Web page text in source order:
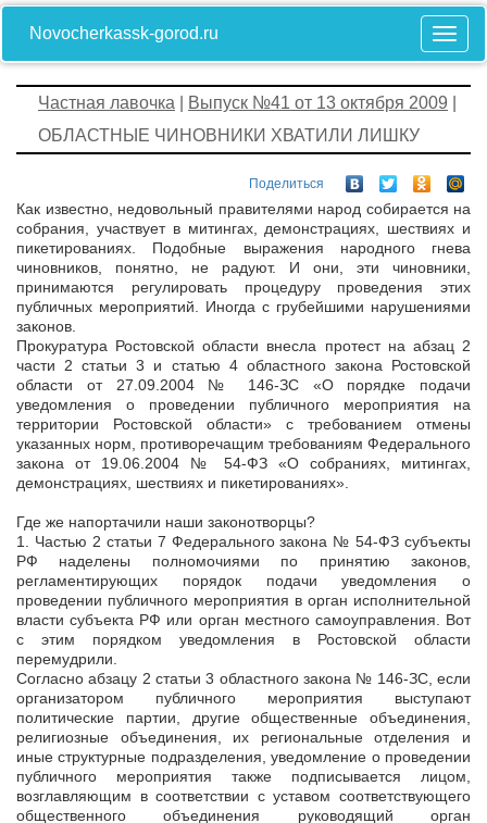
Novocherkassk-gorod.ru
Частная лавочка Выпуск №41 от 13 октября 2009
ОБЛАСТНЫЕ ЧИНОВНИКИ ХВАТИЛИ ЛИШКУ
Поделиться
Как известно, недовольный правителями народ собирается на
собрания, участвует в митингах, демонстрациях, шествиях и
пикетированиях. Подобные выражения народного гнева
чиновников, понятно, не радуют. И они, эти чиновники,
принимаются регулировать процедуру проведения этих
публичных мероприятий. Иногда с грубейшими нарушениями
законов.
Прокуратура Ростовской области внесла протест на абзац 2
части 2 статьи 3 и статью 4 областного закона Ростовской
области от 27.09.2004 № 146-ЗС «О порядке подачи
уведомления о проведении публичного мероприятия на
территории Ростовской области» с требованием отмены
указанных норм, противоречащим требованиям Федерального
закона от 19.06.2004 № 54-ФЗ «О собраниях, митингах,
демонстрациях, шествиях и пикетированиях».
Где же напортачили наши законотворцы?
1. Частью 2 статьи 7 Федерального закона № 54-ФЗ субъекты
РФ наделены полномочиями по принятию законов,
регламентирующих порядок подачи уведомления о
проведении публичного мероприятия в орган исполнительной
власти субъекта РФ или орган местного самоуправления. Вот
с этим порядком уведомления в Ростовской области
перемудрили.
Согласно абзацу 2 статьи 3 областного закона № 146-ЗС, если
организатором публичного мероприятия выступают
политические партии, другие общественные объединения,
религиозные объединения, их региональные отделения и
иные структурные подразделения, уведомление о проведении
публичного мероприятия также подписывается лицом,
возглавляющим в соответствии с уставом соответствующего
общественного объединения руководящий орган